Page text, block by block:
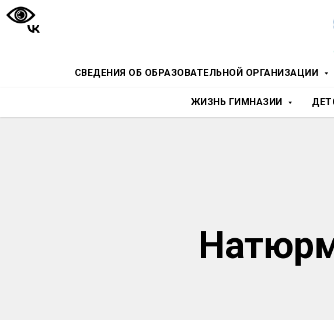
СВЕДЕНИЯ ОБ ОБРАЗОВАТЕЛЬНОЙ ОРГАНИЗАЦИИ
ЖИЗНЬ ГИМНАЗИИ